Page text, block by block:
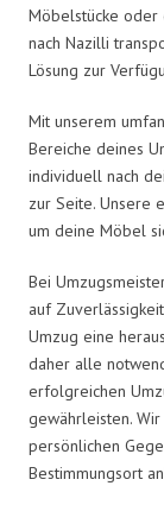
Möbelstücke oder
nach Nazilli
Lösung zur
Mit unserem
Bereiche deines
individuell nach
zur Seite. Unsere
um deine Möbel
Bei
auf
Umzug eine
daher alle
erfolgreichen
gewährleisten.
persönlichen
Bestimmungsort